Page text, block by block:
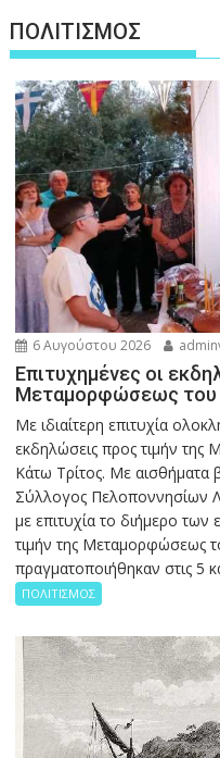
ΠΟΛΙΤΙΣΜΟΣ
6 Αυγούστου 2026
Επιτυχημένες οι
Μεταμορφώσεως του
Με ιδιαίτερη επιτυχία
εκδηλώσεις προς τιμήν
Κάτω Τρίτος. Με αισθήματα
Σύλλογος Πελοποννησίων
με επιτυχία το διήμερο
τιμήν της Μεταμορφώσεως
πραγματοποιήθηκαν στις 5
ΠΟΛΙΤΙΣΜΟΣ